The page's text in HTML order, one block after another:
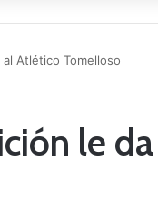
Atlético Tomelloso
le